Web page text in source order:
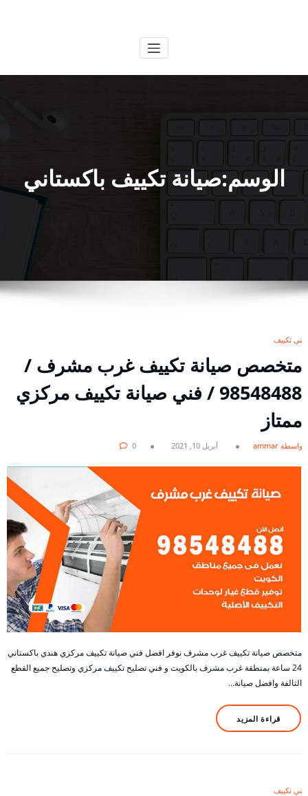
الوسم:صيانة تكييف باكستاني
فني تكييف
متخصص صيانة تكييف غرب مشرف /
98548488 / فني صيانة تكييف مركزي
ممتاز
بواسطة ammar أبريل 10, 2021 0
متخصص صيانة تكييف غرب مشرف نوفر افضل فني صيانة تكييف مركزي هندي باكستاني
24 ساعة بمنطقة غرب مشرف بالكويت و فني تصليح تكييف مركزي وتصليح جميع القطع
التالفة وافضل صيانة…
قراءة المزيد
فني تكييف